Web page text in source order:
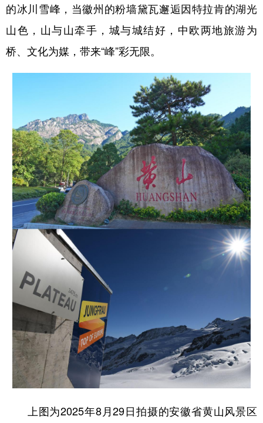
Русский язык 日本語 한국어
Deutsch Português
的冰川雪峰，当徽州的粉墙黛瓦邂逅因特拉肯的湖光
山色，山与山牵手，城与城结好，中欧两地旅游为
桥、文化为媒，带来“峰”彩无限。
上图为2025年8月29日拍摄的安徽省黄山风景区